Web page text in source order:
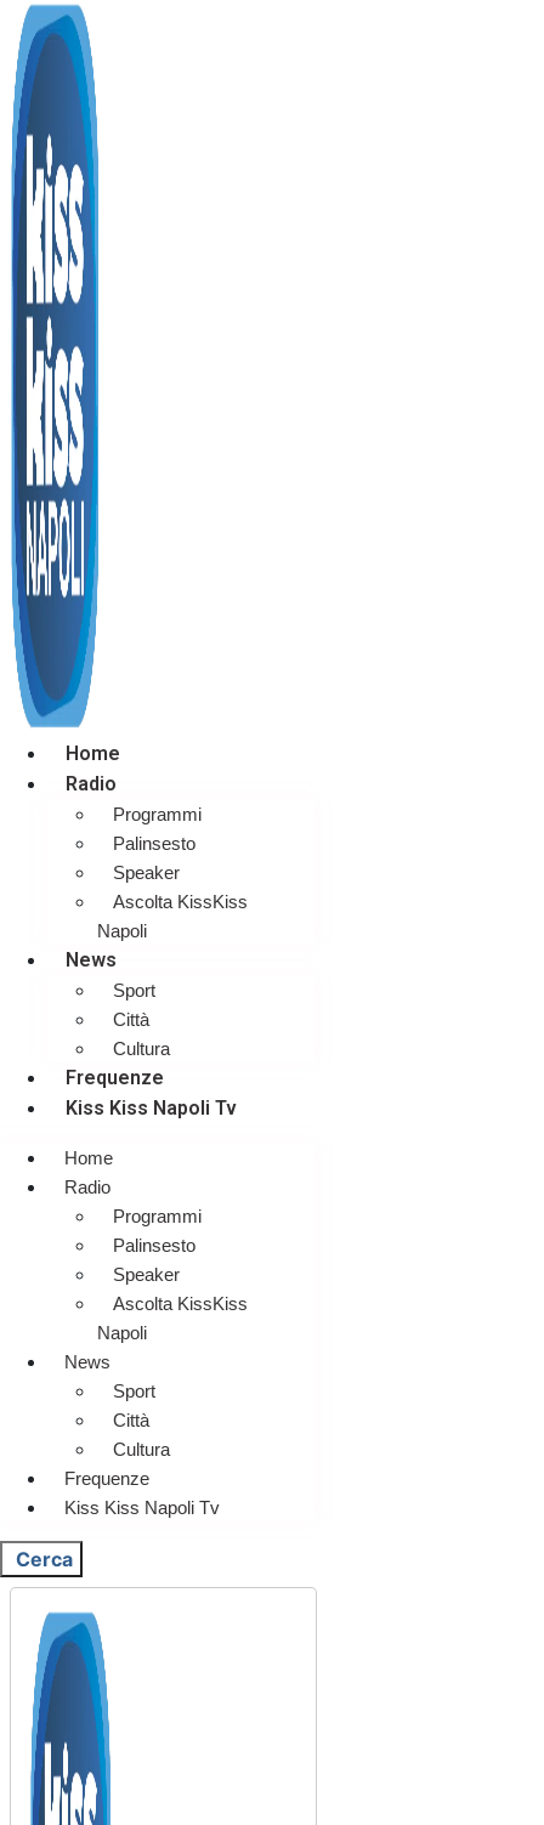
Home
Radio
Programmi
Palinsesto
Speaker
Ascolta KissKiss
Napoli
News
Sport
Città
Cultura
Frequenze
Kiss Kiss Napoli Tv
Home
Radio
Programmi
Palinsesto
Speaker
Ascolta KissKiss
Napoli
News
Sport
Città
Cultura
Frequenze
Kiss Kiss Napoli Tv
Cerca